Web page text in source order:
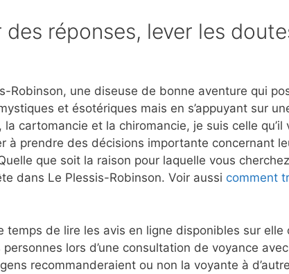
réponses, lever les
Robinson, une diseuse de bonne aventure qui
et ésotériques mais en s’appuyant sur
cartomancie et la chiromancie, je suis celle
à prendre des décisions importante concernant
que soit la raison pour laquelle vous
dans Le Plessis-Robinson. Voir aussi comment
de lire les avis en ligne disponibles sur
lors d’une consultation de voyance
recommanderaient ou non la voyante à